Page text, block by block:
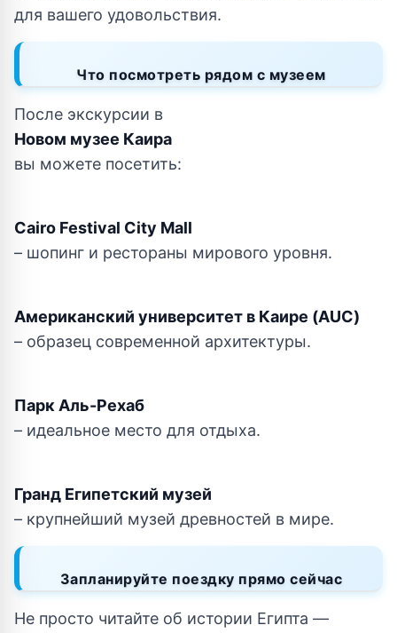
для вашего удовольствия.
Что посмотреть рядом с музеем
После экскурсии в
Новом музее Каира
вы можете посетить:
Cairo Festival City Mall
– шопинг и рестораны мирового уровня.
Американский университет в Каире (AUC)
– образец современной архитектуры.
Парк Аль-Рехаб
– идеальное место для отдыха.
Гранд Египетский музей
– крупнейший музей древностей в мире.
Запланируйте поездку прямо сейчас
Не просто читайте об истории Египта —